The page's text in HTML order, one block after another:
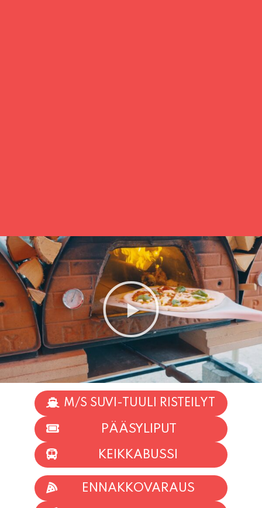
M/S SUVI-TUULI RISTEILYT
PÄÄSYLIPUT
KEIKKABUSSI
ENNAKKOVARAUS